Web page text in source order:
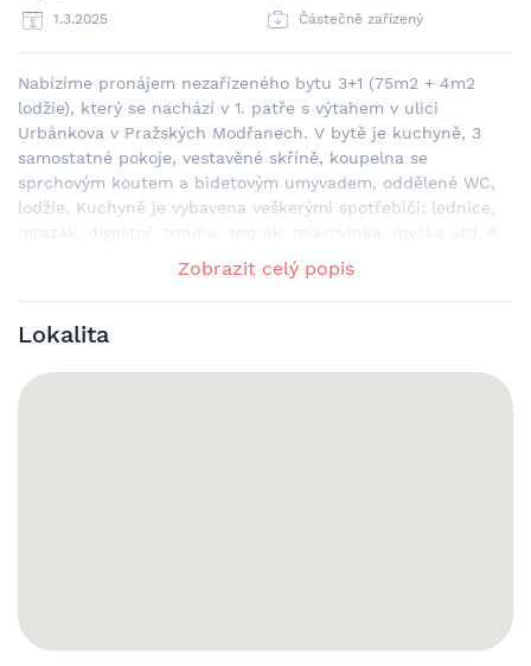
1.3.2025
Částečně zařízený
Nabízíme pronájem nezařízeného bytu 3+1 (75m2 + 4m2
lodžie), který se nachází v 1. patře s výtahem v ulici
Urbánkova v Pražských Modřanech. V bytě je kuchyně, 3
samostatné pokoje, vestavěné skříně, koupelna se
sprchovým koutem a bidetovým umyvadem, oddělené WC,
lodžie. Kuchyně je vybavena veškerými spotřebiči: lednice,
bytu také náleží sklep a komora a parkování je zdarma na
ulici. Veškerá občanská vybavenost je v docházkové
vzdálenosti. V okolí se nachází krásná Modřanská rokle,
cyklostezka u Vltavy, spoustu dětských hřišť, poliklinika,
drogerie, restaurace, cukrárny atd. Nájem 27.000,- |
Poplatky 6.000,- | Jistina 33.000,- | Provize 25.000,- K
Zobrazit celý popis
Lokalita